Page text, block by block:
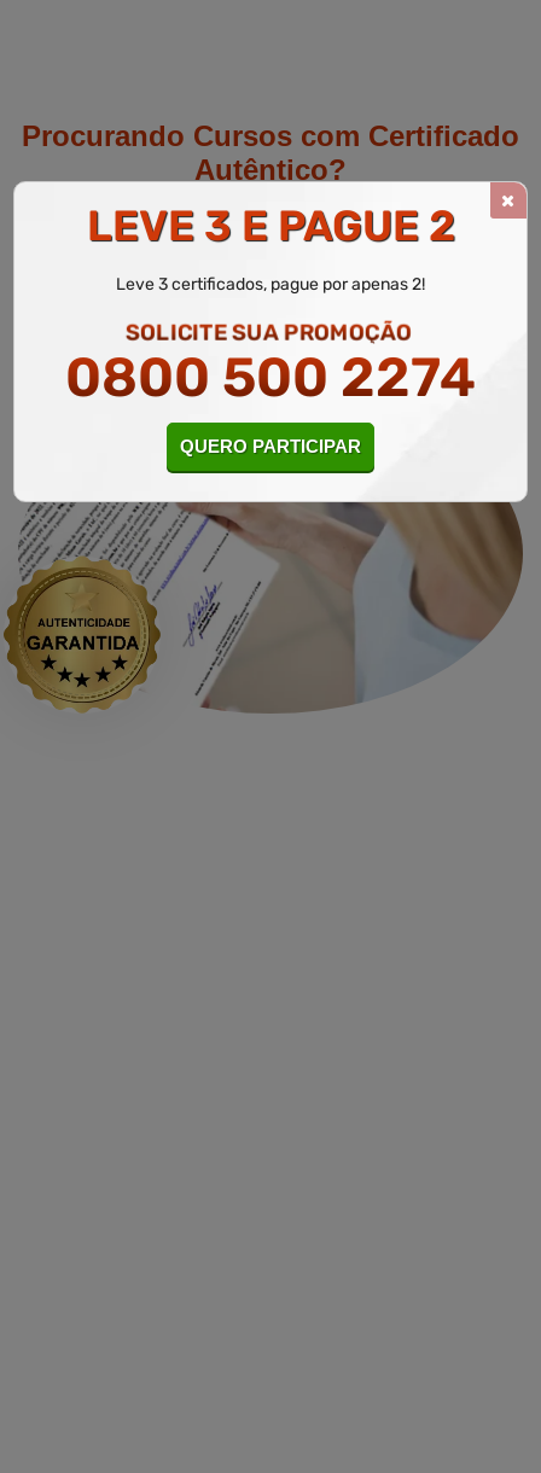
Procurando Cursos com Certificado
Autêntico?
A WR Educacional emite gratuitamente uma Declaração de
Autenticidade do seu certificado, isto é, autenticidade garantida.
Solicite Agora
LEVE 3 E PAGUE 2
Leve 3 certificados, pague por apenas 2!
SOLICITE SUA PROMOÇÃO
0800 500 2274
QUERO PARTICIPAR